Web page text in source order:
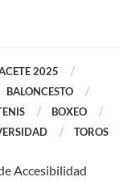
2025
BALONCESTO
BOXEO
TOROS
Accesibilidad